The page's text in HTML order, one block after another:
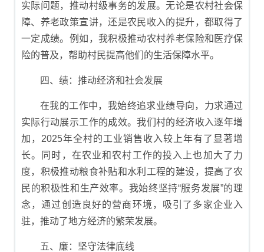
实际问题，推动村级事务的发展。无论是农村社会保
障、养老政策宣讲，还是农民收入的提升，都取得了
一定成绩。例如，我积极推动农村养老保险和医疗保
险的普及，帮助村民提高他们的生活保障水平。
四、绩：推动经济和社会发展
在我的工作中，我始终追求业绩导向，力求通过
实际行动展示工作的成效。我们村的经济收入逐年增
加，2025年全村的工业销售收入较上年有了显著增
长。同时，在农业和农村工作的投入上也加大了力
度，积极推动粮食补贴和水利工程的建设，提高了农
民的积极性和生产效率。我始终坚持“服务发展”的理
念，通过创造良好的营商环境，吸引了多家企业入
驻，推动了地方经济的繁荣发展。
五、廉：坚守法律底线